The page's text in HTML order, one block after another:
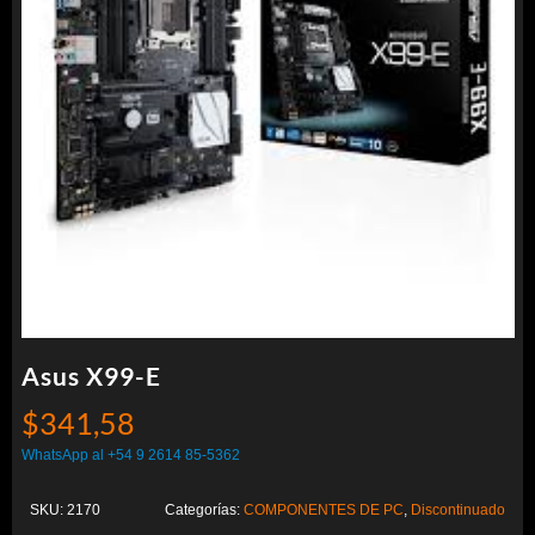
Asus X99-E
$341,58
WhatsApp al +54 9 2614 85-5362
SKU: 2170 Categorías: COMPONENTES DE PC Discontinuado